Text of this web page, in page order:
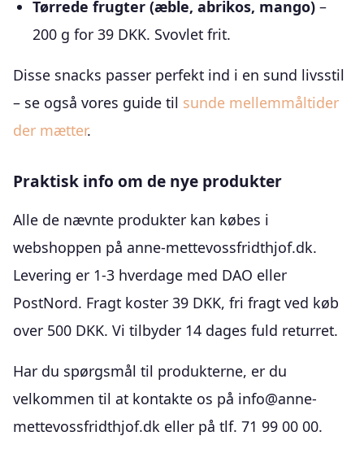
Tørrede frugter (æble, abrikos, mango) –
200 g for 39 DKK. Svovlet frit.
Disse snacks passer perfekt ind i en sund livsstil
– se også vores guide til sunde mellemmåltider
der mætter.
Praktisk info om de nye produkter
Alle de nævnte produkter kan købes i
webshoppen på anne-mettevossfridthjof.dk.
Levering er 1-3 hverdage med DAO eller
PostNord. Fragt koster 39 DKK, fri fragt ved køb
over 500 DKK. Vi tilbyder 14 dages fuld returret.
Har du spørgsmål til produkterne, er du
velkommen til at kontakte os på info@anne-
mettevossfridthjof.dk eller på tlf. 71 99 00 00.